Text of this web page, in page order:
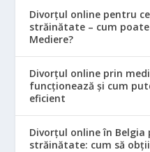
Divorțul online pentru
străinătate – cum
Mediere?
Divorțul online prin
funcționează și cum
eficient
Divorțul online în
străinătate: cum să